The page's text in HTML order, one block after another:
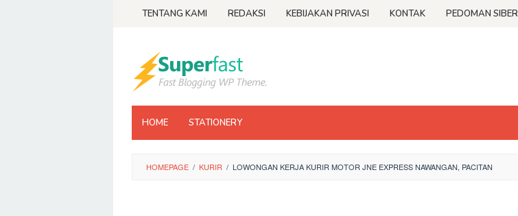
TENTANG KAMI REDAKSI KEBIJAKAN PRIVASI KONTAK PEDOMAN SIBER
HOME STATIONERY
HOMEPAGE / KURIR / LOWONGAN KERJA KURIR MOTOR JNE EXPRESS NAWANGAN, PACITAN